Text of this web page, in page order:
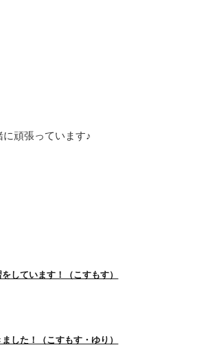
頑張っています♪
しています！（こすもす）
した！（こすもす・ゆり）